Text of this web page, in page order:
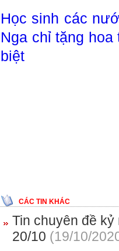
Học sinh các
Nga chỉ tặng
biệt
CÁC TIN KHÁC
Tin chuyên đề
20/10 (19/10/